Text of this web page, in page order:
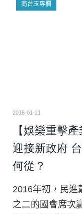
商台玉專欄
何從？
2016年初，民進
之二的國會席次
者或人民，其實
過去、整理現在